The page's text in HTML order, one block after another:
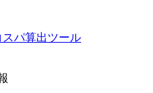
パ算出ツール